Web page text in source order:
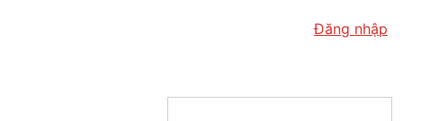
Đăng nhập